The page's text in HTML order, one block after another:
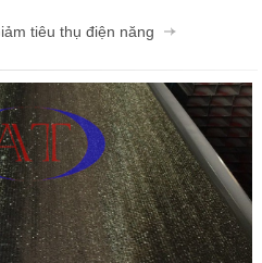
tiêu thụ điện năng